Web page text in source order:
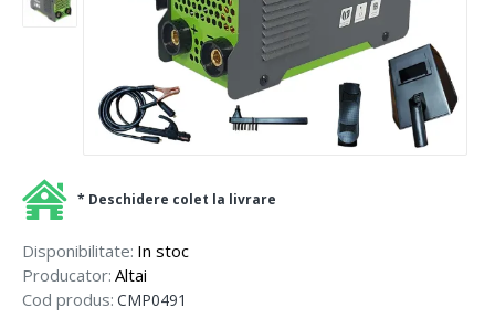
Disponibilitate: In stoc
Producator: Altai
Cod produs: CMP0491
* Deschidere colet la livrare